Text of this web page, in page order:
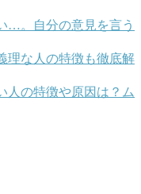
…。自分の意見を言う
理な人の特徴も徹底解
人の特徴や原因は？ム